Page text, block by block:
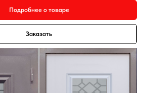
Подробнее о товаре
Заказать